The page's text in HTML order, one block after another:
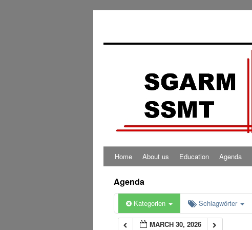
Home About us Education Agenda
Agenda
Kategorien Schlagwörter
MARCH 30, 2026
1:00
5:00